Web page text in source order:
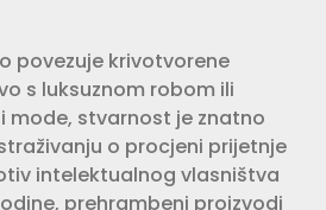
povezuje krivotvorene
s luksuznom robom ili
mode, stvarnost je znatno
o procjeni prijetnje
intelektualnog vlasništva
prehrambeni proizvodi